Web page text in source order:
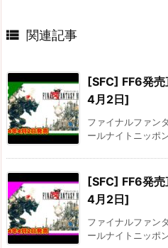
 関連記事
[SFC] FF6発
4月2日]
ファイナルファン
ールナイトニッポ
[SFC] FF6発
4月2日]
ファイナルファン
ールナイトニッポ